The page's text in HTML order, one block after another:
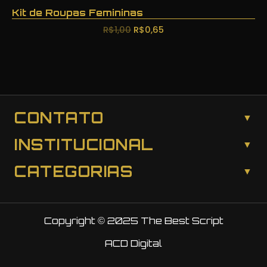
Kit de Roupas Femininas
R$1,00 R$0,65
CONTATO
INSTITUCIONAL
CATEGORIAS
Copyright © 2025 The Best Script
ACD Digital